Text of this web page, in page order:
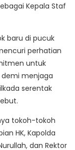
Kepala Staf
baru di pucuk
perhatian
untuk
menjaga
serentak
tokoh-tokoh
HK, Kapolda
dan Rektor